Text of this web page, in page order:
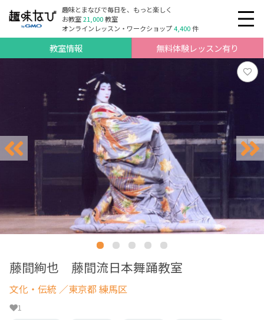
趣味とまなびで毎日を、もっと楽しく
お教室21,000教室
オンラインレッスン・ワークショップ4,400件
教室情報 無料体験レッスン有り
藤間絢也 藤間流日本舞踊教室
文化・伝統 ／東京都 練馬区
1